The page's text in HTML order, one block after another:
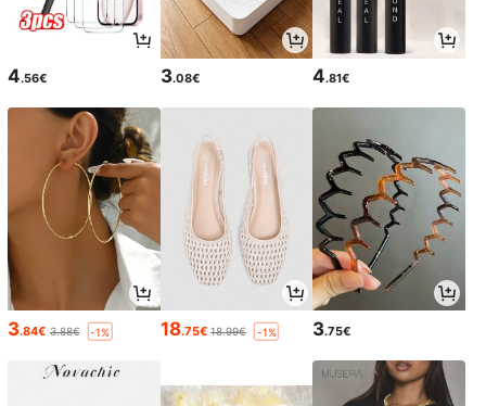
4.56€ 3.08€ 4.81€
3.84€ 3.88€ -1% 18.75€ 18.99€ -1% 3.75€